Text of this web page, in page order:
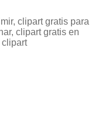
clipart gratis para
clipart gratis en